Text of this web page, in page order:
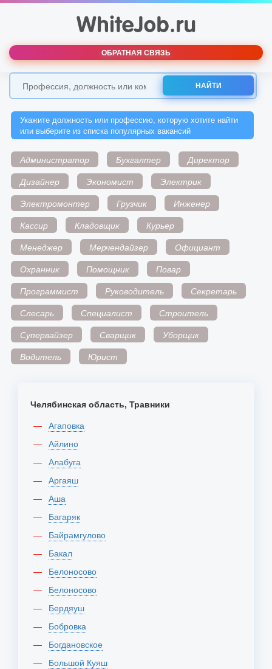
ОБРАТНАЯ СВЯЗЬ
НАЙТИ
Укажите должность или профессию, которую хотите найти
или выберите из списка популярных вакансий
Администратор Бухгалтер
Директор
Дизайнер
Экономист
Электрик
Электромонтер
Грузчик
Инженер
Кассир
Кладовщик
Курьер
Менеджер
Мерчендайзер
Официант
Охранник
Помощник
Повар
Программист
Руководитель
Секретарь
Слесарь
Специалист
Строитель
Супервайзер
Сварщик
Уборщик
Водитель
Юрист
Челябинская область, Травники
Агаповка
Айлино
Алабуга
Аргаяш
Аша
Багаряк
Байрамгулово
Бакал
Белоносово
Белоносово
Бердяуш
Бобровка
Богдановское
Большой Куяш